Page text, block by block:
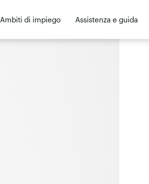
Ambiti di impiego Assistenza e guida